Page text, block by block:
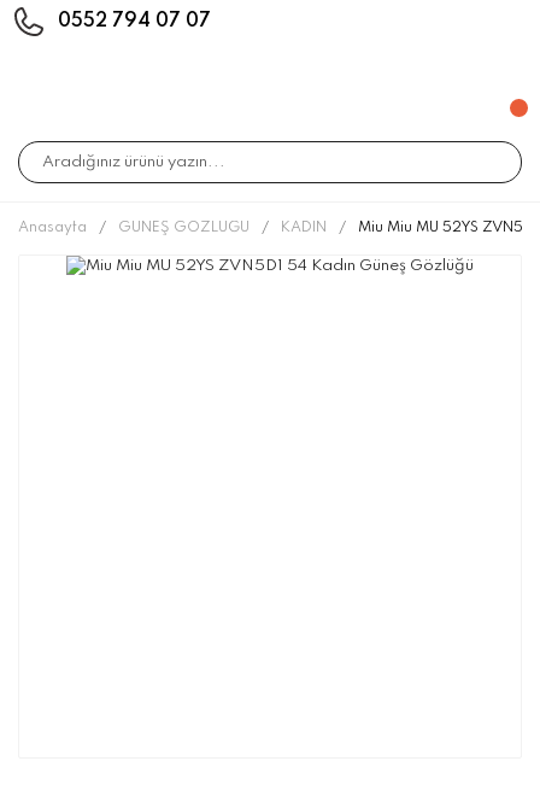
0552 794 07 07
Anasayfa GÜNEŞ GÖZLÜĞÜ KADIN Miu Miu MU 52YS